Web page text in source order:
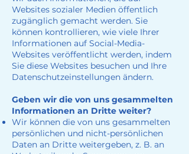
Websites sozialer Medien öffentlich
zugänglich gemacht werden. Sie
können kontrollieren, wie viele Ihrer
Informationen auf Social-Media-
Websites veröffentlicht werden, indem
Sie diese Websites besuchen und Ihre
Datenschutzeinstellungen ändern.
Geben wir die von uns gesammelten
Informationen an Dritte weiter?
Wir können die von uns gesammelten
persönlichen und nicht-persönlichen
Daten an Dritte weitergeben, z. B. an